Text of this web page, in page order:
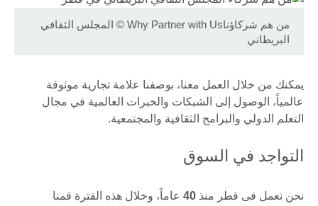
من هم شركاؤناWhy Partner with Us © المجلس الثقافي
البريطاني
يمكنك من خلال العمل معنا، بوصفنا علامة تجارية موثوقة
عالمياً، الوصول إلى الشبكات والخبرات العالمية في مجال
التعلم الدولي والبرامج الثقافية والمجتمعية.
التواجد في السوق
نحن نعمل فى قطر منذ 40 عاماً، وخلال هذه الفترة قمنا